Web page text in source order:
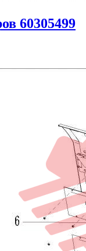
60305499